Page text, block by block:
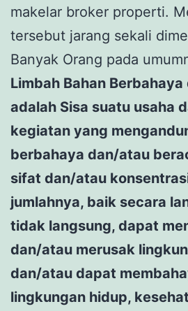
makelar broker properti.
tersebut jarang sekali
Banyak Orang pada
Limbah Bahan
adalah Sisa suatu usaha
kegiatan yang
berbahaya dan/atau
sifat dan/atau
jumlahnya, baik secara
tidak langsung, dapat
dan/atau merusak
dan/atau dapat
lingkungan hidup,